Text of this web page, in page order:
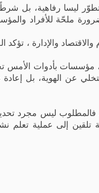
ليسا رفاهية، بل
ملحّة للأفراد
والإدارة ، تؤكد
، مؤسسات بأدوات الأمس
عن الهوية، بل
فالمطلوب ليس مجرد
تلقين إلى عملية تعلم